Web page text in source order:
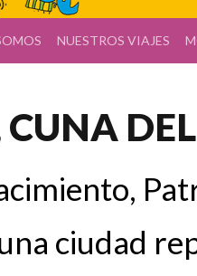
NUESTROS VIAJES
ciudad